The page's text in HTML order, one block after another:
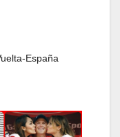
España